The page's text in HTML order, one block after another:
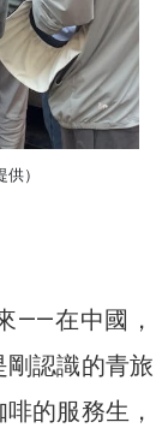
）
——在中國，
認識的青旅
的服務生，